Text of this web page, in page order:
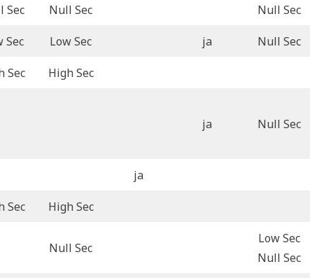
Sec Null Sec Null Sec
Sec Low Sec ja Null Sec
Sec High Sec
ja Null Sec
ja
Sec High Sec
Null Sec
Low Sec
Null Sec